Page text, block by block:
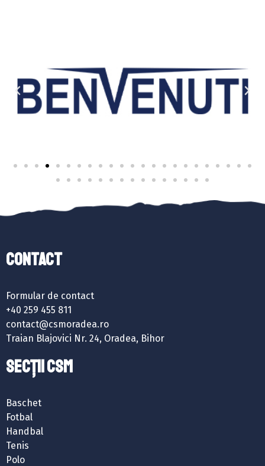
Contact
Formular de contact
+40 259 455 811
contact@csmoradea.ro
Traian Blajovici Nr. 24, Oradea, Bihor
SECȚII CSM
Baschet
Fotbal
Handbal
Tenis
Polo